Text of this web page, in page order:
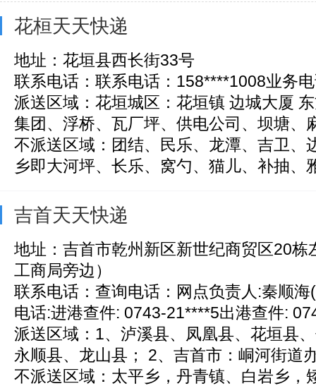
花桓天天快递
地址：花垣县西长街33号
联系电话：联系电话：158****1008业务
派送区域：花垣城区：花垣镇 边城大厦
集团、浮桥、瓦厂坪、供电公司、坝塘、
不派送区域：团结、民乐、龙潭、吉卫、
乡即大河坪、长乐、窝勺、猫儿、补抽、
吉首天天快递
地址：吉首市乾州新区新世纪商贸区20栋
工商局旁边）
联系电话：查询电话：网点负责人:秦顺
电话:进港查件: 0743-21****5出港查件:
派送区域：1、泸溪县、凤凰县、花垣县
永顺县、龙山县； 2、吉首市：峒河街道
不派送区域：太平乡，丹青镇、白岩乡，